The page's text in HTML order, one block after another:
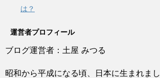
は？
運営者プロフィール
ブログ運営者：土屋 みつる
昭和から平成になる頃、日本に生まれまし